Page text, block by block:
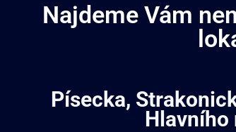
Najdeme Vám
Písecka,
Hlavního